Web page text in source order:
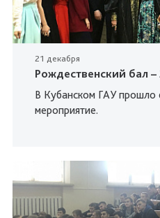
21 декабря
Рождественский бал –
В Кубанском ГАУ прошло
мероприятие.